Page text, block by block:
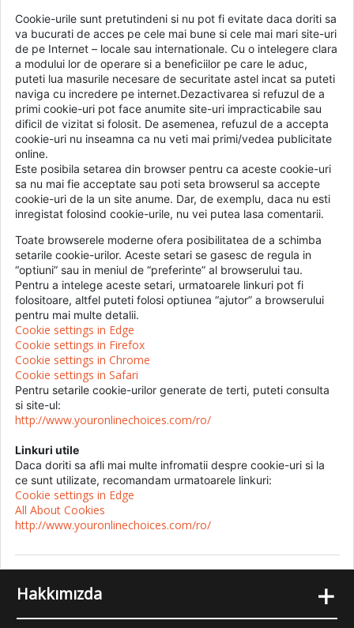
Cookie-urile sunt pretutindeni si nu pot fi evitate daca doriti sa
va bucurati de acces pe cele mai bune si cele mai mari site-uri
de pe Internet – locale sau internationale. Cu o intelegere clara
a modului lor de operare si a beneficiilor pe care le aduc,
puteti lua masurile necesare de securitate astel incat sa puteti
naviga cu incredere pe internet.Dezactivarea si refuzul de a
primi cookie-uri pot face anumite site-uri impracticabile sau
dificil de vizitat si folosit. De asemenea, refuzul de a accepta
cookie-uri nu inseamna ca nu veti mai primi/vedea publicitate
online.
Este posibila setarea din browser pentru ca aceste cookie-uri
sa nu mai fie acceptate sau poti seta browserul sa accepte
cookie-uri de la un site anume. Dar, de exemplu, daca nu esti
inregistat folosind cookie-urile, nu vei putea lasa comentarii.
Toate browserele moderne ofera posibilitatea de a schimba
setarile cookie-urilor. Aceste setari se gasesc de regula in
“optiuni” sau in meniul de “preferinte” al browserului tau.
Pentru a intelege aceste setari, urmatoarele linkuri pot fi
folositoare, altfel puteti folosi optiunea “ajutor” a browserului
pentru mai multe detalii.
Cookie settings in Edge
Cookie settings in Firefox
Cookie settings in Chrome
Cookie settings in Safari
Pentru setarile cookie-urilor generate de terti, puteti consulta
si site-ul:
http://www.youronlinechoices.com/ro/
Linkuri utile
Daca doriti sa afli mai multe infromatii despre cookie-uri si la
ce sunt utilizate, recomandam urmatoarele linkuri:
Cookie settings in Edge
All About Cookies
http://www.youronlinechoices.com/ro/
Hakkımızda
+